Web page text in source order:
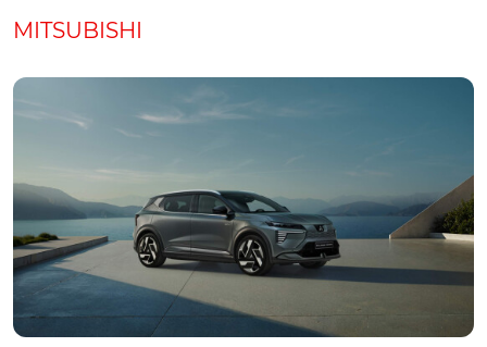
Marcas
Comerciais
Curiosidades
Técnica
Testes
MITSUBISHI